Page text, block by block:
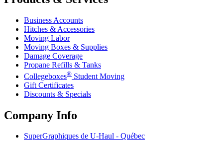
Business Accounts
Hitches & Accessories
Moving Labor
Moving Boxes & Supplies
Damage Coverage
Propane Refills & Tanks
Collegeboxes® Student Moving
Gift Certificates
Discounts & Specials
Company Info
SuperGraphiques de U-Haul - Québec